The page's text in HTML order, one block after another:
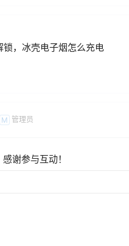
，冰壳电子烟怎么充电
M 管理员
谢参与互动！